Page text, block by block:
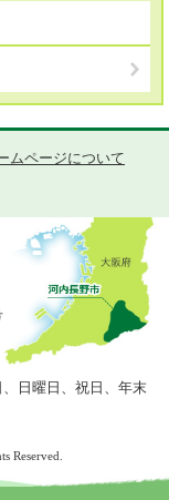
ムページについて
日曜日、祝日、年末
Reserved.